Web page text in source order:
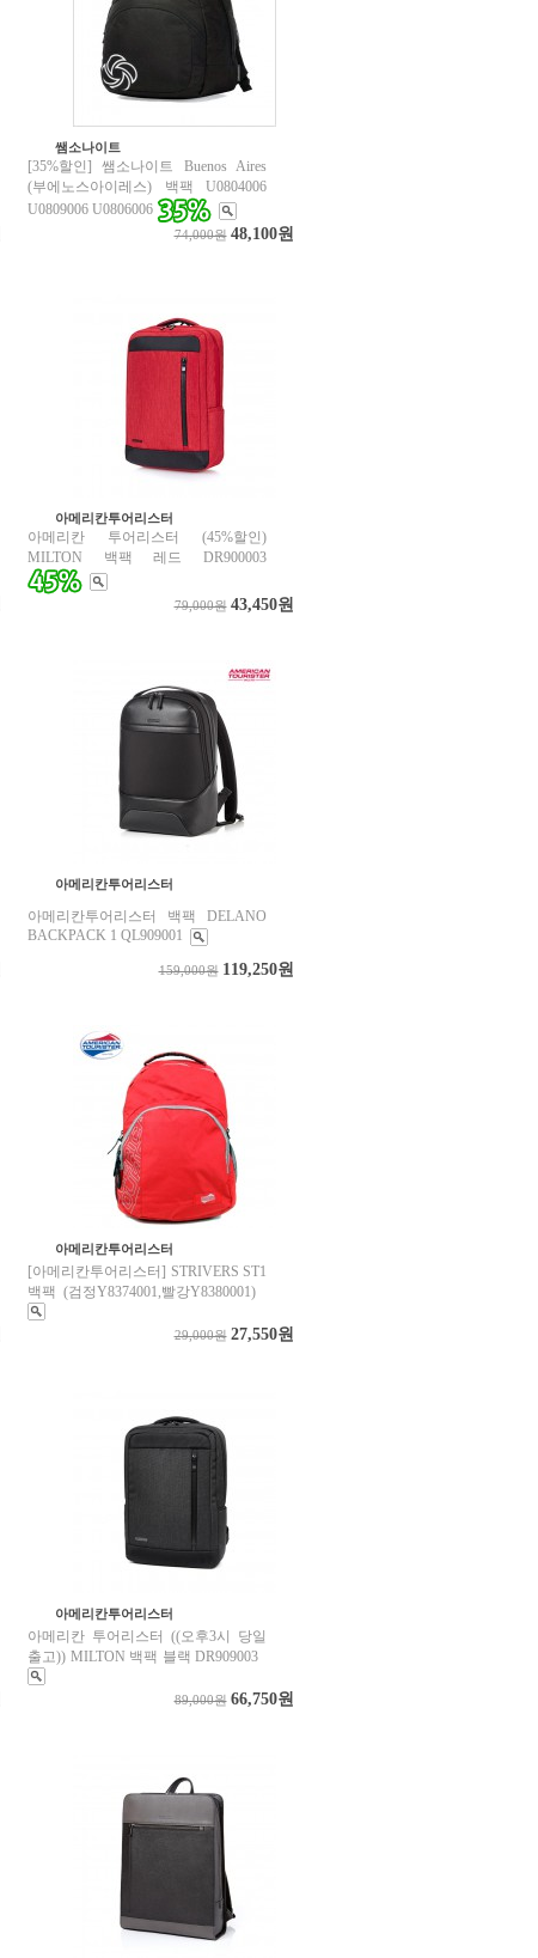
쌤소나이트
[35%할인] 쌤소나이트 Buenos Aires
(부에노스아이레스) 백팩 U0804006
U0809006 U0806006
74,000원 48,100원
아메리칸투어리스터
아메리칸 투어리스터 (45%할인)
MILTON 백팩 레드 DR900003
79,000원 43,450원
아메리칸투어리스터
아메리칸투어리스터 백팩 DELANO
BACKPACK 1 QL909001
159,000원 119,250원
아메리칸투어리스터
[아메리칸투어리스터] STRIVERS ST1
백팩 (검정Y8374001,빨강Y8380001)
29,000원 27,550원
아메리칸투어리스터
아메리칸 투어리스터 ((오후3시 당일
출고)) MILTON 백팩 블랙 DR909003
89,000원 66,750원